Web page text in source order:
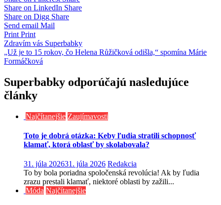
Share on LinkedIn Share
Share on Digg Share
Send email Mail
Print Print
Navigácia
v
Zdravím vás Superbabky
„Už je to 15 rokov, čo Helena Růžičková odišla,“ spomína Márie
Formáčková
Superbabky odporúčajú nasledujúce
články
Najčítanejšie Zaujímavosti
Toto je dobrá otázka: Keby ľudia stratili schopnosť
klamať, ktorá oblasť by skolabovala?
31. júla 202631. júla 2026 Redakcia
To by bola poriadna spoločenská revolúcia! Ak by ľudia
zrazu prestali klamať, niektoré oblasti by zažili...
Móda Najčítanejšie